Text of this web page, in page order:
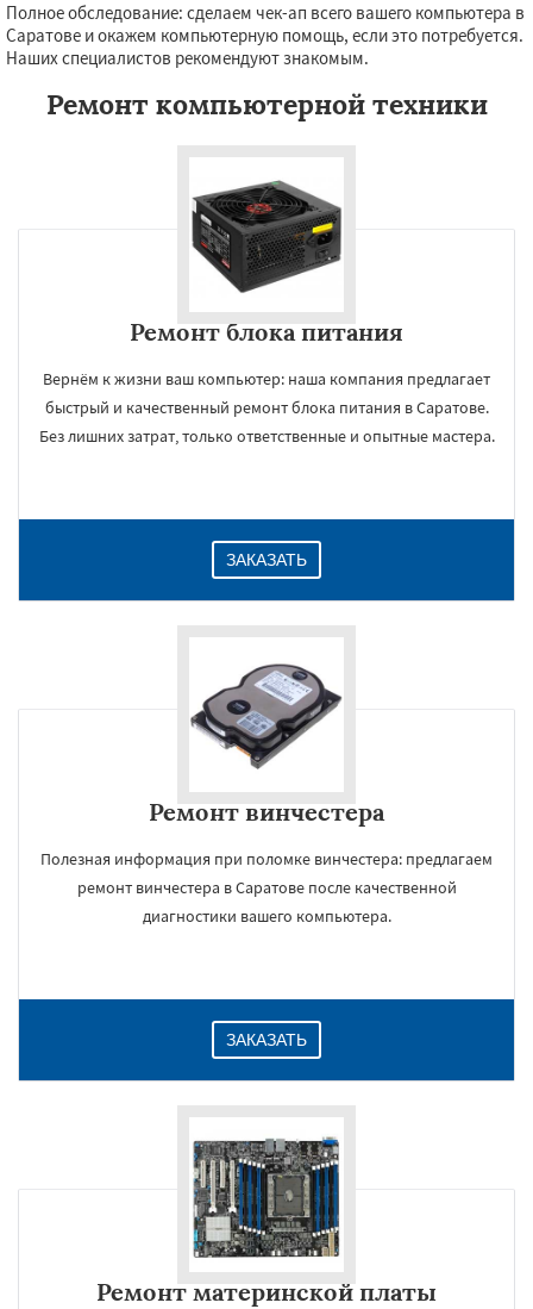
Полное обследование: сделаем чек-ап всего вашего компьютера в
Саратове и окажем компьютерную помощь, если это потребуется.
Наших специалистов рекомендуют знакомым.
Ремонт компьютерной техники
Ремонт блока питания
Вернём к жизни ваш компьютер: наша компания предлагает
быстрый и качественный ремонт блока питания в Саратове.
Без лишних затрат, только ответственные и опытные мастера.
ЗАКАЗАТЬ
Ремонт винчестера
Полезная информация при поломке винчестера: предлагаем
ремонт винчестера в Саратове после качественной
диагностики вашего компьютера.
ЗАКАЗАТЬ
Ремонт материнской платы